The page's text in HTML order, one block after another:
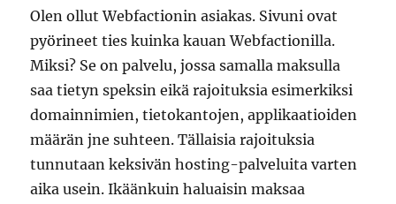
Olen ollut Webfactionin asiakas. Sivuni ovat
pyörineet ties kuinka kauan Webfactionilla.
Miksi? Se on palvelu, jossa samalla maksulla
saa tietyn speksin eikä rajoituksia esimerkiksi
domainnimien, tietokantojen, applikaatioiden
määrän jne suhteen. Tällaisia rajoituksia
tunnutaan keksivän hosting-palveluita varten
aika usein. Ikäänkuin haluaisin maksaa